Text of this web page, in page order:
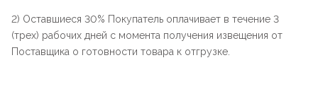
2) Оставшиеся 30% Покупатель оплачивает в течение 3
(трех) рабочих дней с момента получения извещения от
Поставщика о готовности товара к отгрузке.